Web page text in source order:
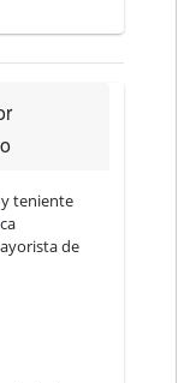
teniente
de